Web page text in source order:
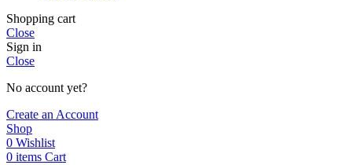
Shopping cart
Close
Sign in
Close
No account yet?
Create an Account
Shop
0 Wishlist
0 items Cart